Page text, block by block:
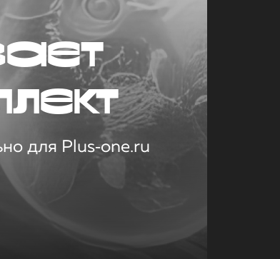
для Plus‑one.ru